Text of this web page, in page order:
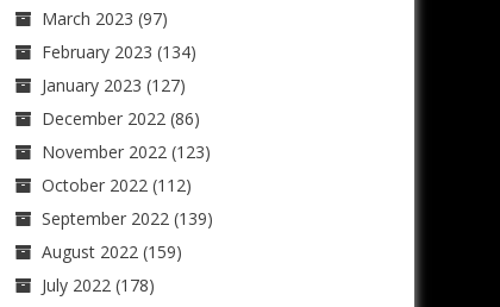
March 2023 (97)
February 2023 (134)
January 2023 (127)
December 2022(86)
November 2022(123)
October 2022(112)
September 2022(139)
August 2022(159)
July 2022(178)